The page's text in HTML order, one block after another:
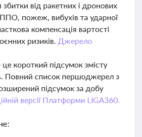
від ракетних і дронових
ППО, пожеж, вибухів та ударної
компенсація вартості
ризиків. Джерело
короткий підсумок змісту
Повний список першоджерел з
підсумок за добу
версії Платформи LIGA360.